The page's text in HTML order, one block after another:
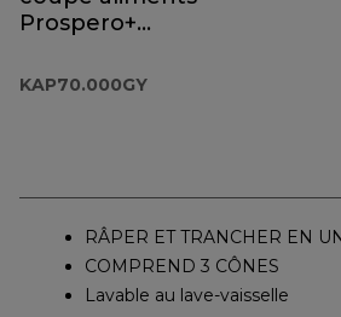
Prospero+
KAP70.000GY
RÂPER ET TRANCHER EN
COMPREND 3 CÔNES
Lavable au lave-vaisselle